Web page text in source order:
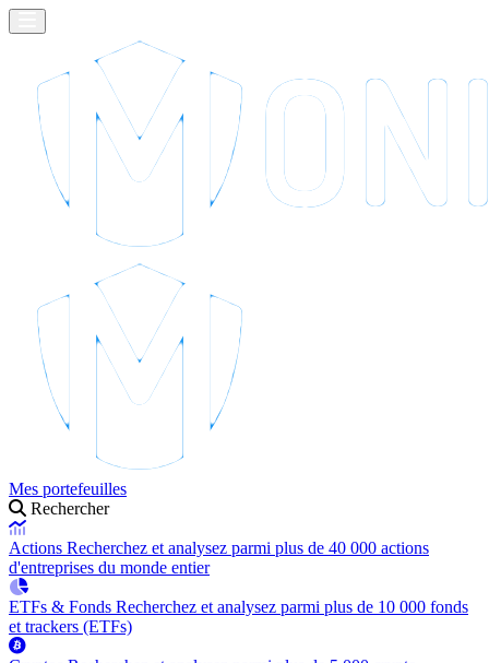
Mes portefeuilles
Rechercher
Actions Recherchez et analysez parmi plus de 40 000 actions
d'entreprises du monde entier
ETFs & Fonds Recherchez et analysez parmi plus de 10 000 fonds
et trackers (ETFs)